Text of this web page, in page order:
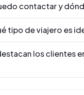
contactar y
tipo de viajero es
los clientes